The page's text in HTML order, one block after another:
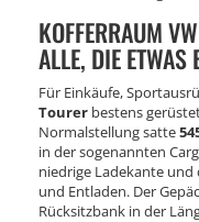
KOFFERRAUM
ALLE, DIE ETWAS
Für Einkäufe,
Tourer bestens
Normalstellung satte
in der sogenannten
niedrige Ladekante und
und Entladen. Der
Rücksitzbank in der